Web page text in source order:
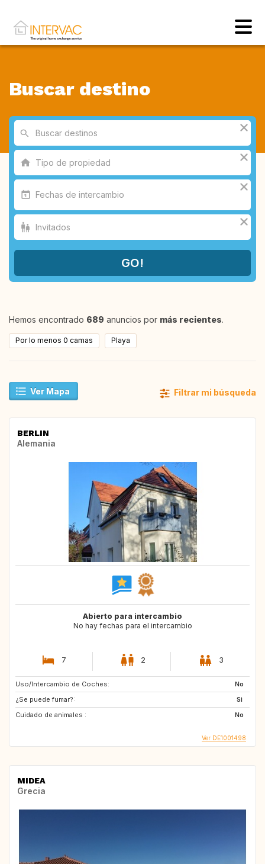
Buscar destino
Hemos encontrado 689 anuncios por más recientes.
Por lo menos 0 camas Playa
Ver Mapa Filtrar mi búsqueda
BERLIN
Alemania
Abierto para intercambio
No hay fechas para el intercambio
7 2 3
Uso/Intercambio de Coches:
No
¿Se puede fumar?:
Si
Cuidado de animales :
No
Ver DE1001498
MIDEA
Grecia